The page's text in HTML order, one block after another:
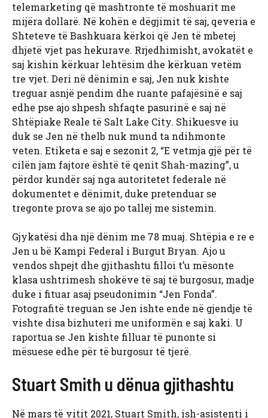
telemarketing që mashtronte të moshuarit me
mijëra dollarë. Në kohën e dëgjimit të saj, qeveria e
Shteteve të Bashkuara kërkoi që Jen të mbetej
dhjetë vjet pas hekurave. Rrjedhimisht, avokatët e
saj kishin kërkuar lehtësim dhe kërkuan vetëm
tre vjet. Deri në dënimin e saj, Jen nuk kishte
treguar asnjë pendim dhe ruante pafajësinë e saj
edhe pse ajo shpesh shfaqte pasurinë e saj në
Shtëpiake Reale të Salt Lake City. Shikuesve iu
duk se Jen në thelb nuk mund ta ndihmonte
veten. Etiketa e saj e sezonit 2, “E vetmja gjë për të
cilën jam fajtore është të qenit Shah-mazing”, u
përdor kundër saj nga autoritetet federale në
dokumentet e dënimit, duke pretenduar se
tregonte prova se ajo po tallej me sistemin.
Gjykatësi dha një dënim me 78 muaj. Shtëpia e re e
Jen u bë Kampi Federal i Burgut Bryan. Ajo u
vendos shpejt dhe gjithashtu filloi t’u mësonte
klasa ushtrimesh shokëve të saj të burgosur, madje
duke i fituar asaj pseudonimin “Jen Fonda”.
Fotografitë treguan se Jen ishte ende në gjendje të
vishte disa bizhuteri me uniformën e saj kaki. U
raportua se Jen kishte filluar të punonte si
mësuese edhe për të burgosur të tjerë.
Stuart Smith u dënua gjithashtu
Në mars të vitit 2021, Stuart Smith, ish-asistenti i